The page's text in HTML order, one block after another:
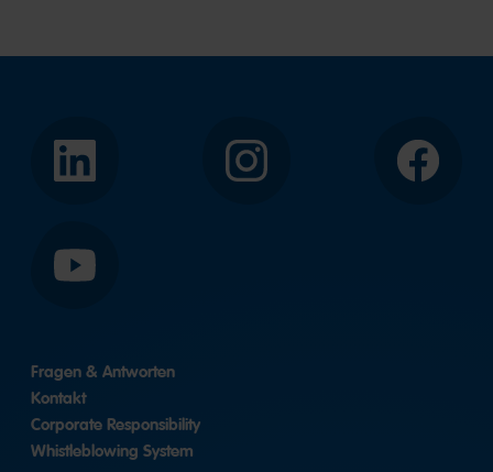
LinkedIn Instagram Facebook
YouTube
Fragen & Antworten
Kontakt
Corporate Responsibility
Whistleblowing System